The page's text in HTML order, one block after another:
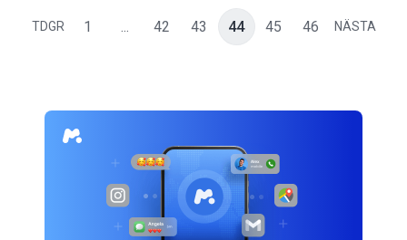
TDGR 1 ... 42 43 44 45 46 NÄSTA